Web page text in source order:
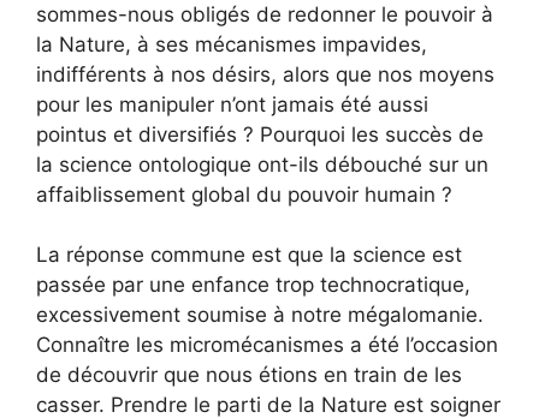
sommes-nous obligés de redonner le pouvoir à
la Nature, à ses mécanismes impavides,
indifférents à nos désirs, alors que nos moyens
pour les manipuler n’ont jamais été aussi
pointus et diversifiés ? Pourquoi les succès de
la science ontologique ont-ils débouché sur un
affaiblissement global du pouvoir humain ?
La réponse commune est que la science est
passée par une enfance trop technocratique,
excessivement soumise à notre mégalomanie.
Connaître les micromécanismes a été l’occasion
de découvrir que nous étions en train de les
casser. Prendre le parti de la Nature est soigner